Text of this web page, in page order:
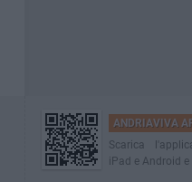
ANDRIAVIVA
Scarica
iPad e Android